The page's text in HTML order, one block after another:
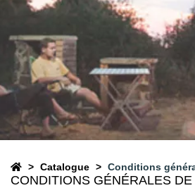
Catalogue Conditions
CONDITIONS GÉNÉRALES